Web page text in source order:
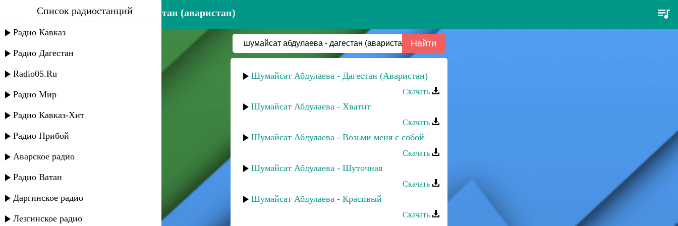
шумайсат абдулаева - дагестан (аваристан)
Список радиостанций
Радио Кавказ
Радио Дагестан
Radio05.Ru
Радио Мир
Радио Кавказ-Хит
Радио Прибой
Аварское радио
Радио Ватан
Даргинское радио
Лезгинское радио
Шумайсат Абдулаева - Дагестан (Аваристан)
Скачать
Шумайсат Абдулаева - Хватит
Скачать
Шумайсат Абдулаева - Возьми меня с собой
Скачать
Шумайсат Абдулаева - Шуточная
Скачать
Шумайсат Абдулаева - Красивый
Скачать